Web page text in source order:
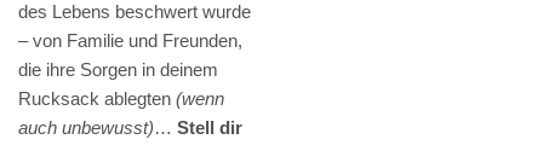
des Lebens beschwert wurde
– von Familie und Freunden,
die ihre Sorgen in deinem
Rucksack ablegten (wenn
auch unbewusst)… Stell dir